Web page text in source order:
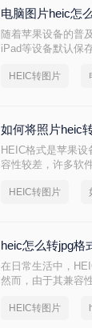
电脑图片heic怎
随着苹果设备的普
iPad等设备默认保
换jpg呢？本文将
HEIC转图片
如何将照片heic
HEIC格式是苹果
容性较差，许多软
同场景和用户需求
HEIC转图片
heic怎么转jpg格
在日常生活中，
然而，由于其兼容
呢？以下是几种常
HEIC转图片